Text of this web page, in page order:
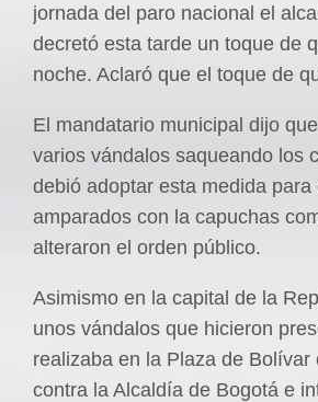
jornada del paro nacional el
decretó esta tarde un toque de
noche. Aclaró que el toque de
El mandatario municipal dijo
varios vándalos saqueando los
debió adoptar esta medida
amparados con la capuchas
alteraron el orden público.
Asimismo en la capital de la
unos vándalos que hicieron
realizaba en la Plaza de
contra la Alcaldía de Bogotá e